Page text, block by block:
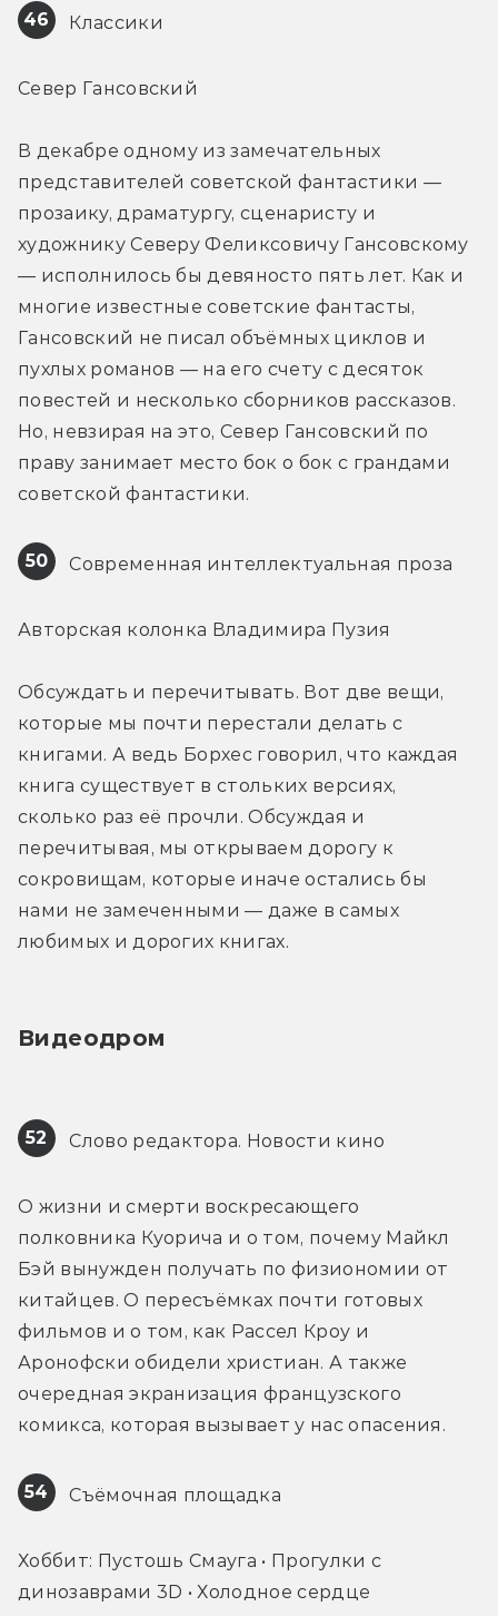
46 Классики
Север Гансовский
В декабре одному из замечательных
представителей советской фантастики —
прозаику, драматургу, сценаристу и
художнику Северу Феликсовичу Гансовскому
— исполнилось бы девяносто пять лет. Как и
многие известные советские фантасты,
Гансовский не писал объёмных циклов и
пухлых романов — на его счету с десяток
повестей и несколько сборников рассказов.
Но, невзирая на это, Север Гансовский по
праву занимает место бок о бок с грандами
советской фантастики.
50 Современная интеллектуальная проза
Авторская колонка Владимира Пузия
Обсуждать и перечитывать. Вот две вещи,
которые мы почти перестали делать с
книгами. А ведь Борхес говорил, что каждая
книга существует в стольких версиях,
сколько раз её прочли. Обсуждая и
перечитывая, мы открываем дорогу к
сокровищам, которые иначе остались бы
нами не замеченными — даже в самых
любимых и дорогих книгах.
Видеодром
52 Слово редактора. Новости кино
О жизни и смерти воскресающего
полковника Куорича и о том, почему Майкл
Бэй вынужден получать по физиономии от
китайцев. О пересъёмках почти готовых
фильмов и о том, как Рассел Кроу и
Аронофски обидели христиан. А также
очередная экранизация французского
комикса, которая вызывает у нас опасения.
54 Съёмочная площадка
Хоббит: Пустошь Смауга • Прогулки с
динозаврами 3D • Холодное сердце